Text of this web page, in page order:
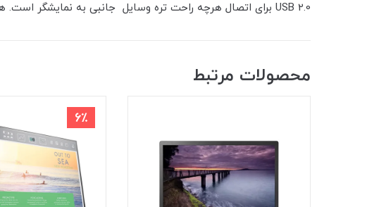
USB 2.0 برای اتصال هرچه راحت تره وسایل جانبی به نمایشگر است. همچنین سازگاری با VESA طیف گسترده ای از راه حل های نصب را فراهم می کند.
محصولات مرتبط
6٪